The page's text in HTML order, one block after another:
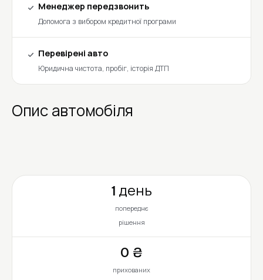
Менеджер передзвонить
Допомога з вибором кредитної програми
Перевірені авто
Юридична чистота, пробіг, історія ДТП
Опис автомобіля
1 день
попереднє
рішення
0 ₴
прихованих